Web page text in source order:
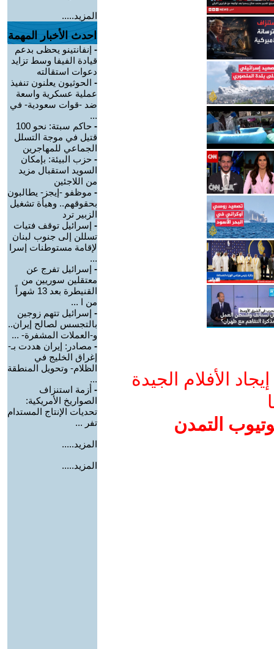
الأفلام الجيدة
التمدن
المزيد.....
احدث الأخبار المهمة
- إنفانتينو يحظى بدعم
قيادة الفيفا وسط تزايد
دعوات استقالته
- الحوثيون يعلنون تنفيذ
عملية عسكرية واسعة
ضد -قوات سعودية- في
...
-
حاكم سبتة: نحو 100
قتيل في موجة التسلل
الجماعي للمهاجرين
- حزب البيئة: بإمكان
السويد استقبال مزيد
من اللاجئين
- موظفو -إيجز- يطالبون
بحقوقهم.. وهيأة تشغيل
الزبير ترد
- إسرائيل توقف فتيات
تسللن إلى جنوب لبنان
لإقامة مستوطنات إسرا
...
- إسرائيل تفرج عن
معتقلين سوريين من
القنيطرة بعد 13 شهراً
من ا ...
- إسرائيل تتهم زوجين
بالتجسس لصالح إيران..
و-العملات المشفرة- ...
- مصادر: إيران هددت بـ-
إغراق الخليج في
الظلام- وتحويل المنطقة
...
- أزمة استنزاف
الصواريخ الأمريكية:
تحديات الإنتاج المستدام
تفر ...
المزيد.....
المزيد.....